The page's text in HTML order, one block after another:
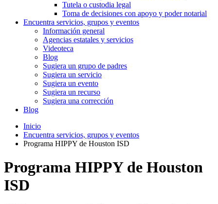
Tutela o custodia legal
Toma de decisiones con apoyo y poder notarial
Encuentra servicios, grupos y eventos
Información general
Agencias estatales y servicios
Videoteca
Blog
Sugiera un grupo de padres
Sugiera un servicio
Sugiera un evento
Sugiera un recurso
Sugiera una corrección
Blog
Inicio
Encuentra servicios, grupos y eventos
Programa HIPPY de Houston ISD
Programa HIPPY de Houston
ISD